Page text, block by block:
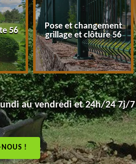
56
Pose et changement
grillage et clôture 56
au vendredi et 24h/24 7j/7
NOUS !